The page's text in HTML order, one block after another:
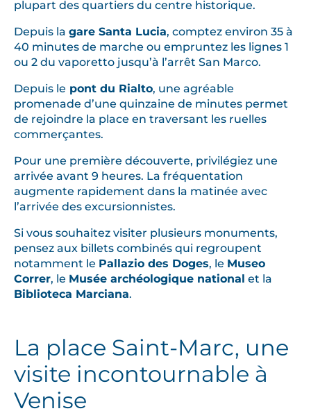
plupart des quartiers du centre historique.
Depuis la gare Santa Lucia, comptez environ 35 à
40 minutes de marche ou empruntez les lignes 1
ou 2 du vaporetto jusqu’à l’arrêt San Marco.
Depuis le pont du Rialto, une agréable
promenade d’une quinzaine de minutes permet
de rejoindre la place en traversant les ruelles
commerçantes.
Pour une première découverte, privilégiez une
arrivée avant 9 heures. La fréquentation
augmente rapidement dans la matinée avec
l’arrivée des excursionnistes.
Si vous souhaitez visiter plusieurs monuments,
pensez aux billets combinés qui regroupent
notamment le Pallazio des Doges, le Museo
Correr, le Musée archéologique national et la
Biblioteca Marciana.
La place Saint-Marc, une
visite incontournable à
Venise